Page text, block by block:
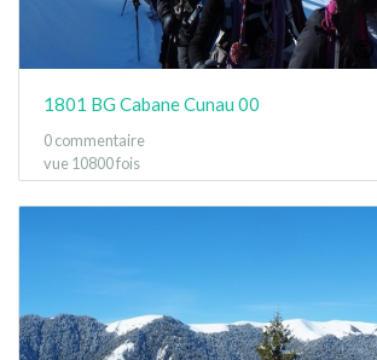
1801 BG Cabane Cunau 00
0 commentaire
vue 10800 fois